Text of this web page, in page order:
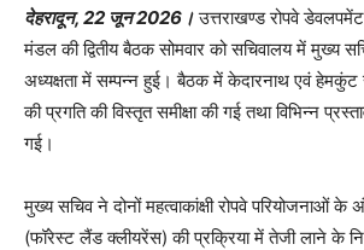
देहरादून, 22 जून 2026।उत्तराखण्ड रोपवे
मंडल की द्वितीय बैठक सोमवार को सचिवालय में मुख्य
अध्यक्षता में सम्पन्न हुई। बैठक में केदारनाथ एवं हेमकुंट
की प्रगति की विस्तृत समीक्षा की गई तथा विभिन्न
गई।
मुख्य सचिव ने दोनों महत्वाकांक्षी रोपवे परियोजनाओं के
(फॉरेस्ट लैंड क्लीयरेंस) की प्रक्रिया में तेजी लाने के